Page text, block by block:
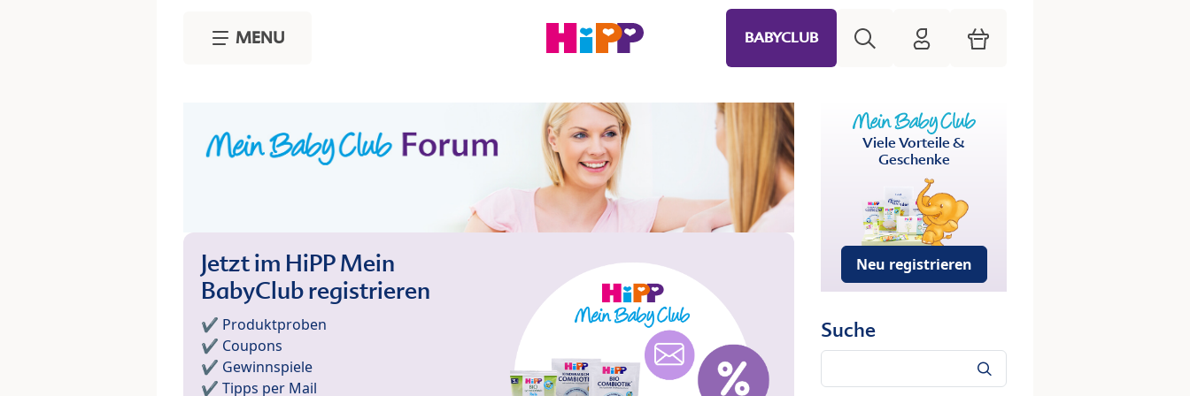
MENU BABYCLUB HiPP Mein Babyclub
Warenkorb
Jetzt im HiPP Mein
BabyClub registrieren
✔️ Produktproben
✔️ Coupons
✔️ Gewinnspiele
✔️ Tipps per Mail
Viele Vorteile &
Geschenke
Neu registrieren
Suche